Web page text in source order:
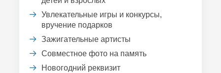
Увлекательные игры и конкурсы,
вручение подарков
Зажигательные артисты
Совместное фото на память
Новогодний реквизит